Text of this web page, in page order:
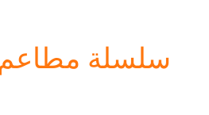
سلسلة مطاعم